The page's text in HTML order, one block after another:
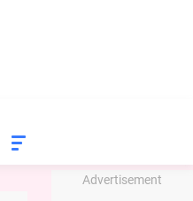
Advertisement
FOOD